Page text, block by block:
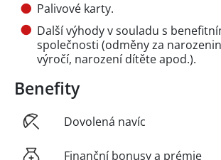
Palivové karty.
Další výhody v souladu s
společnosti (odměny za
výročí, narození dítěte apod.).
Benefity
Dovolená navíc
Finanční bonusy a prémie